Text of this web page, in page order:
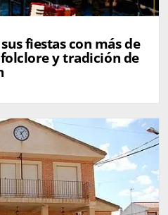
fiestas con más de
y tradición de